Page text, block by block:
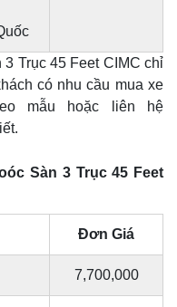
Trục 45 Feet CIMC chỉ
có nhu cầu mua xe
mẫu hoặc liên hệ
Sàn 3 Trục 45 Feet
Đơn Giá
7,700,000